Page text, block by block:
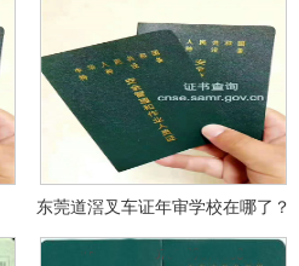
东莞道滘叉车证年审学校在哪了？